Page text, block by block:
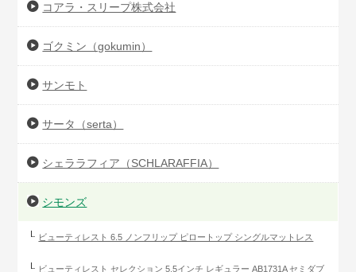
コアラ・スリープ株式会社
ゴクミン（gokumin）
サンモト
サータ（serta）
シェララフィア（SCHLARAFFIA）
シモンズ
ビューティレスト 6.5 ノンフリップ ピロートップ シングルマットレス
ビューティレスト セレクション 5.5インチ レギュラー AB1731A セミダブ